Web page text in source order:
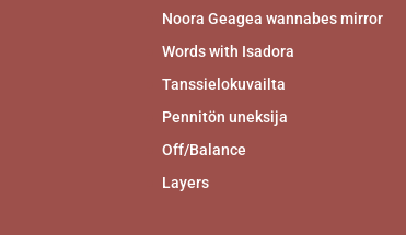
Noora Geagea wannabes mirror
Words with Isadora
Tanssielokuvailta
Pennitön uneksija
Off/Balance
Layers